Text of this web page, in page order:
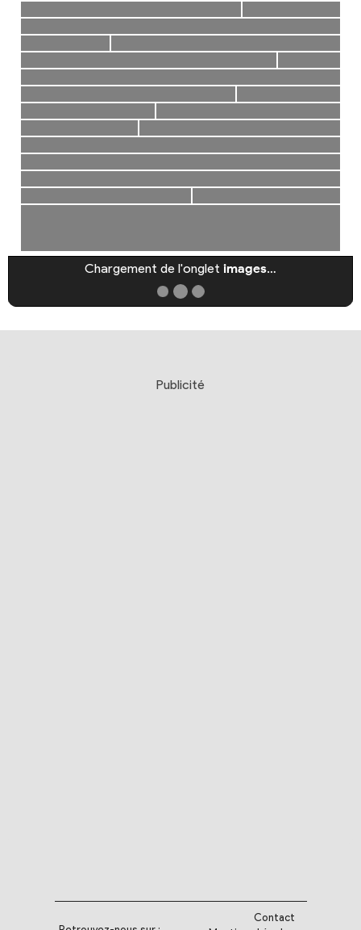
Chargement de l'onglet images…
Publicité
Contact